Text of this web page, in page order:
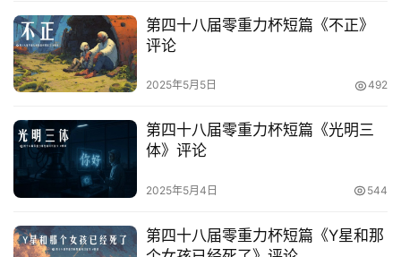
零
科
第四十八届零重力杯短篇《不正》
评论
2025年5月5日 492
第四十八届零重力杯短篇《光明三
体》评论
2025年5月4日 544
第四十八届零重力杯短篇《Y星和那